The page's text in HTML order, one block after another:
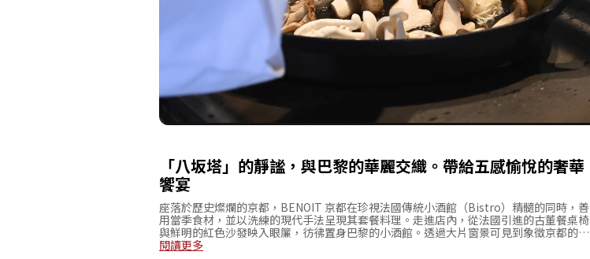
「八坂塔」的靜謐，與巴黎的華麗交織。帶給五感愉悅的奢華
饗宴
座落於歷史燦爛的京都，BENOIT 京都在珍視法國傳統小酒館（Bistro）精髓的同時，善
用當季食材，並以洗練的現代手法呈現其套餐料理。走進店內，從法國引進的古董餐桌椅
與鮮明的紅色沙發映入眼簾，彷彿置身巴黎的小酒館。透過大片窗景可見到象徵京都的
「八坂塔」，白天可於開闊明亮的氛圍中共享約會或閨蜜時光，夜晚則散發成熟雅致的情
閱讀更多